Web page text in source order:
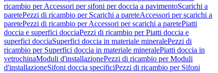
ricambio per Accessori per sifoni per doccia a pavimentoScarichi a
paretePezzi di ricambio per Scarichi a pareteAccessori per scarichi a
paretePezzi di ricambio per Accessori per scarichi a paretePiatti
doccia e superfici docciaPezzi di ricambio per Piatti doccia e
superfici docciaSuperfici doccia in materiale mineralePezzi di
ricambio per Superfici doccia in materiale mineralePiatti doccia in
vetrochinaModuli d'installazionePezzi di ricambio per Moduli
d'installazioneSifoni doccia specificiPezzi di ricambio per Sifoni